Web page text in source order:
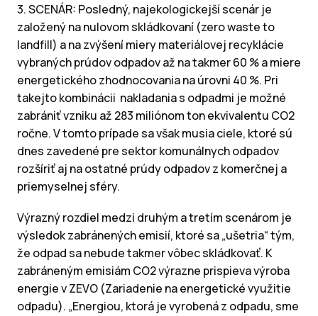
3. SCENÁR: Posledný, najekologickejší scenár je
založený na nulovom skládkovaní (zero waste to
landfill) a na zvýšení miery materiálovej recyklácie
vybraných prúdov odpadov až na takmer 60 % a miere
energetického zhodnocovania na úrovni 40 %. Pri
takejto kombinácii nakladania s odpadmi je možné
zabrániť vzniku až 283 miliónom ton ekvivalentu CO2
ročne. V tomto prípade sa však musia ciele, ktoré sú
dnes zavedené pre sektor komunálnych odpadov
rozšíriť aj na ostatné prúdy odpadov z komerčnej a
priemyselnej sféry.
Výrazný rozdiel medzi druhým a tretím scenárom je
výsledok zabránených emisií, ktoré sa „ušetria“ tým,
že odpad sa nebude takmer vôbec skládkovať. K
zabráneným emisiám CO2 výrazne prispieva výroba
energie v ZEVO (Zariadenie na energetické využitie
odpadu). „Energiou, ktorá je vyrobená z odpadu, sme